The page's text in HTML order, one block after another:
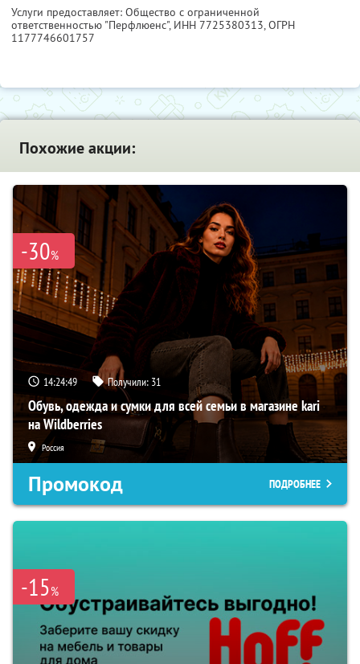
Услуги предоставляет: Общество с ограниченной
ответственностью "Перфлюенс", ИНН 7725380313, ОГРН
1177746601757
Похожие акции:
-30%
14:24:49 Получили: 31
Обувь, одежда и сумки для всей семьи в магазине kari
на Wildberries
Россия
Промокод ПОДРОБНЕЕ
-15%